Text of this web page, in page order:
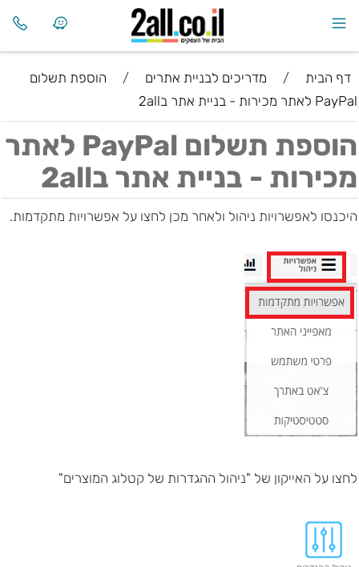
דף הבית / מדריכים לבניית אתרים /
הוספת תשלום
PayPal לאתר מכירות - בניית אתר ב2all
הוספת תשלום PayPal לאתר
מכירות - בניית אתר ב2all
היכנסו לאפשרויות ניהול ולאחר מכן לחצו על אפשרויות מתקדמות.
לחצו על האייקון של "ניהול ההגדרות של קטלוג המוצרים"